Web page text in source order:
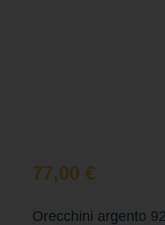
77,00 €
Orecchini argento